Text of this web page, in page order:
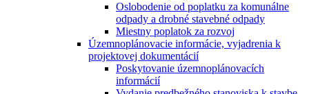
Oslobodenie od poplatku za komunálne
odpady a drobné stavebné odpady
Miestny poplatok za rozvoj
Územnoplánovacie informácie, vyjadrenia k
projektovej dokumentácií
Poskytovanie územnoplánovacích
informácií